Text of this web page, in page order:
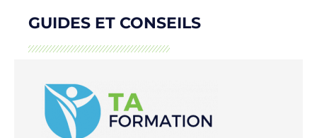
GUIDES ET CONSEILS